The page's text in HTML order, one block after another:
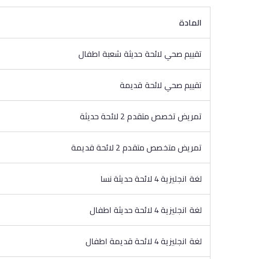
المادة
تقييم صحي لائحة حديثة شعبة اطفال
تقييم صحي لائحة قديمة
تمريض تخصص متقدم 2 لائحة حديثة
تمريض متخصص متقدم 2 لائحة قديمة
لغة انجليزية 4 لائحة حديثة نسا
لغة انجليزية 4 لائحة حديثة اطفال
لغة انجليزية 4 لائحة قديمة اطفال